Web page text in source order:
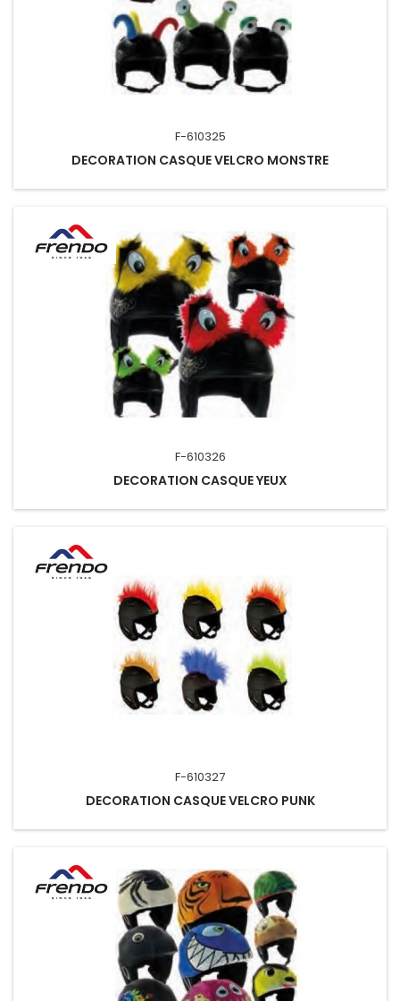
F-610325
DECORATION CASQUE VELCRO MONSTRE
F-610326
DECORATION CASQUE YEUX
F-610327
DECORATION CASQUE VELCRO PUNK